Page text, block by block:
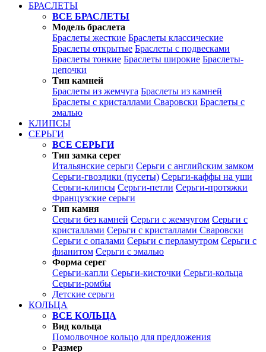
БРАСЛЕТЫ
ВСЕ БРАСЛЕТЫ
Модель браслета
Браслеты жесткие Браслеты классические
Браслеты открытые Браслеты с подвесками
Браслеты тонкие Браслеты широкие Браслеты-
цепочки
Тип камней
Браслеты из жемчуга Браслеты из камней
Браслеты с кристаллами Сваровски Браслеты с
эмалью
КЛИПСЫ
СЕРЬГИ
ВСЕ СЕРЬГИ
Тип замка серег
Итальянские серьги Серьги с английским замком
Серьги-гвоздики (пусеты) Серьги-каффы на уши
Серьги-клипсы Серьги-петли Серьги-протяжки
Французские серьги
Тип камня
Серьги без камней Серьги с жемчугом Серьги с
кристаллами Серьги с кристаллами Сваровски
Серьги с опалами Серьги с перламутром Серьги с
фианитом Серьги с эмалью
Форма серег
Серьги-капли Серьги-кисточки Серьги-кольца
Серьги-ромбы
Детские серьги
КОЛЬЦА
ВСЕ КОЛЬЦА
Вид кольца
Помолвочное кольцо для предложения
Размер